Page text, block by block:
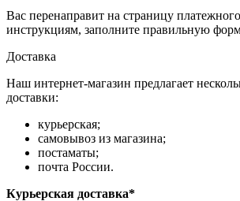
Вас перенаправит на страницу
инструкциям, заполните правильную
Доставка
Наш интернет-магазин предлагает
доставки:
курьерская;
самовывоз из магазина;
постаматы;
почта России.
Курьерская доставка*